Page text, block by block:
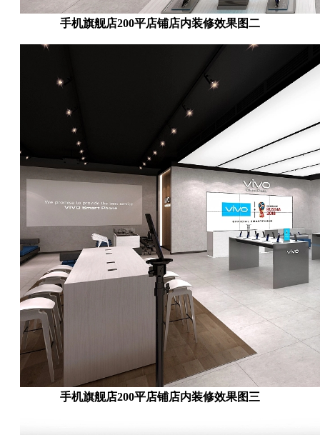
手机旗舰店200平店铺店内装修效果图二
手机旗舰店200平店铺店内装修效果图三